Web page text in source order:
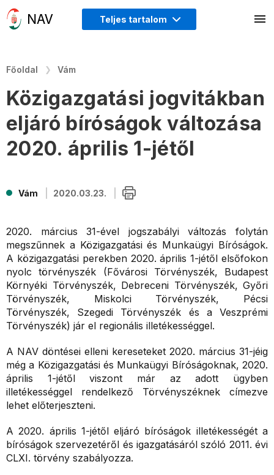
Teljes tartalom
Főoldal Vám
Közigazgatási jogvitákban
eljáró bíróságok változása
2020. április 1-jétől
Vám 2020.03.23.
2020. március 31-ével jogszabályi változás folytán
megszűnnek a Közigazgatási és Munkaügyi Bíróságok.
A közigazgatási perekben 2020. április 1-jétől elsőfokon
nyolc törvényszék (Fővárosi Törvényszék, Budapest
Környéki Törvényszék, Debreceni Törvényszék, Győri
Törvényszék, Miskolci Törvényszék, Pécsi
Törvényszék, Szegedi Törvényszék és a Veszprémi
Törvényszék) jár el regionális illetékességgel.
A NAV döntései elleni kereseteket 2020. március 31-jéig
még a Közigazgatási és Munkaügyi Bíróságoknak, 2020.
április 1-jétől viszont már az adott ügyben
illetékességgel rendelkező Törvényszéknek címezve
lehet előterjeszteni.
A 2020. április 1-jétől eljáró bíróságok illetékességét a
bíróságok szervezetéről és igazgatásáról szóló 2011. évi
CLXI. törvény szabályozza.